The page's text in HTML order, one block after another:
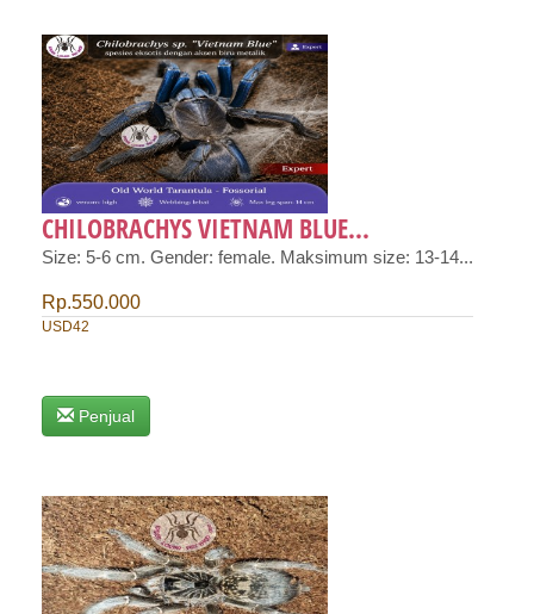
CHILOBRACHYS VIETNAM BLUE...
Size: 5-6 cm. Gender: female. Maksimum size: 13-14...
Rp.550.000
USD42
Penjual